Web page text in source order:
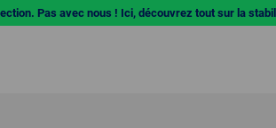
Pas avec nous ! Ici, découvrez tout sur la